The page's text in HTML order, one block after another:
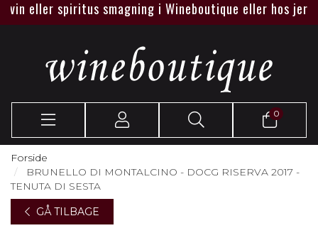
spiritus smagning i Wineboutique eller hos jer.
0
Forside
BRUNELLO DI MONTALCINO - DOCG RISERVA 2017 -
TENUTA DI SESTA
GÅ TILBAGE